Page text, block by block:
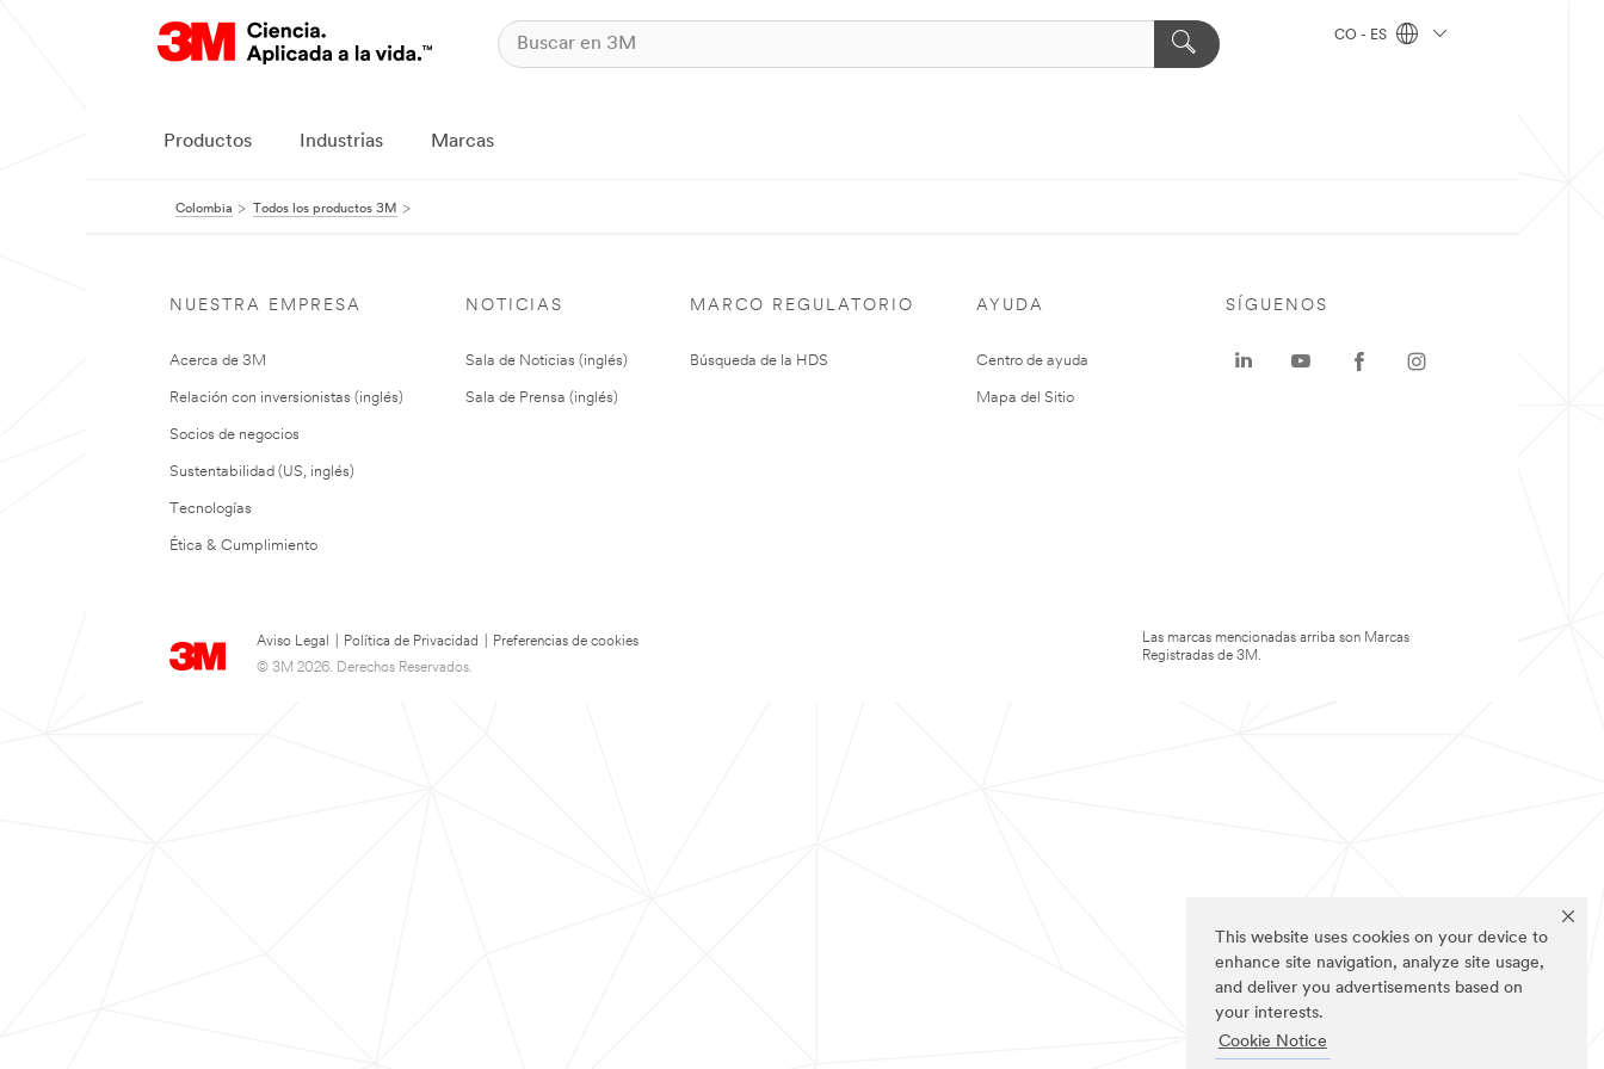
This website uses cookies on your device to
enhance site navigation, analyze site usage,
and deliver you advertisements based on
your interests.
Cookie Notice
CO - ES
Productos Industrias Marcas
Colombia Todos los productos 3M
NUESTRA EMPRESA
Acerca de 3M
Relación con inversionistas (inglés)
Socios de negocios
Sustentabilidad (US, inglés)
Tecnologías
Ética & Cumplimiento
NOTICIAS
Sala de Noticias (inglés)
Sala de Prensa (inglés)
MARCO REGULATORIO
Búsqueda de la HDS
AYUDA
Centro de ayuda
Mapa del Sitio
Aviso Legal Política de Privacidad
Preferencias de cookies
© 3M 2026. Derechos Reservados.
SÍGUENOS
Las marcas mencionadas arriba son Marcas
Registradas de 3M.